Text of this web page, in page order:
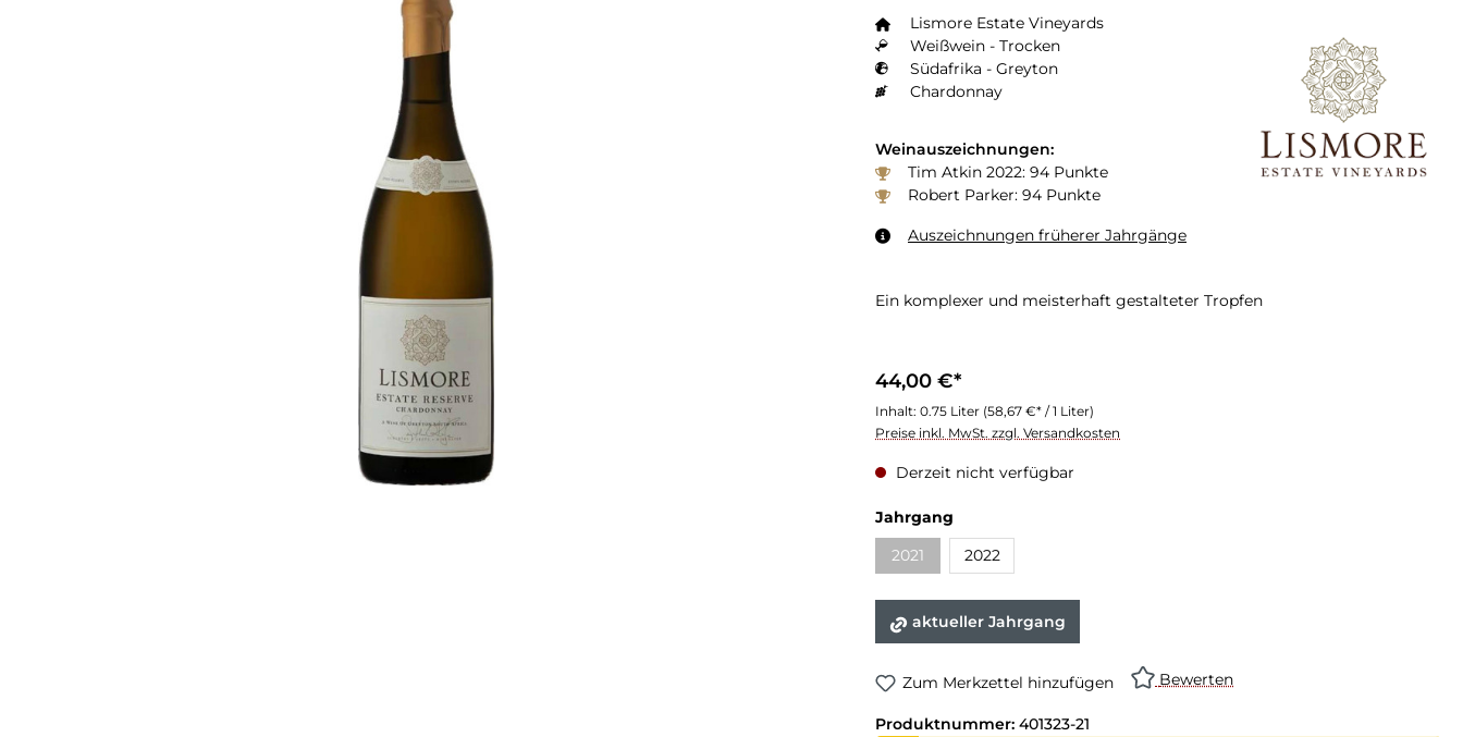
Lismore Estate Vineyards
Weißwein - Trocken
Südafrika - Greyton
Chardonnay
Weinauszeichnungen:
Tim Atkin 2022: 94 Punkte
Robert Parker: 94 Punkte
Auszeichnungen früherer Jahrgänge
Ein komplexer und meisterhaft gestalteter Tropfen
44,00 €*
Inhalt: 0.75 Liter (58,67 €* / 1 Liter)
Preise inkl. MwSt. zzgl. Versandkosten
Derzeit nicht verfügbar
Jahrgang
2021
2022
aktueller Jahrgang
Zum Merkzettel hinzufügen Bewerten
Produktnummer: 401323-21